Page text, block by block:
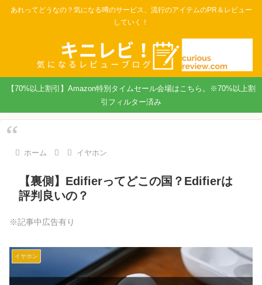
あれってどうなの？気になる噂のサービス、流行のアイテムのPR＆レビュー
していく！
【70%以上割引】Amazon特別タイムセール会場はこちら。※70%以上割
引フィルター済み
ホーム イヤホン
【裏側】Edifierってどこの国？Edifierは
評判良いの？
※記事中広告有り
イヤホン